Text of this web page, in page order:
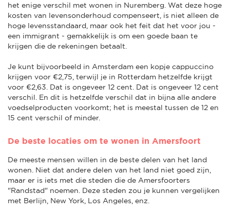
het enige verschil met wonen in Nuremberg. Wat deze hoge
kosten van levensonderhoud compenseert, is niet alleen de
hoge levensstandaard, maar ook het feit dat het voor jou -
een immigrant - gemakkelijk is om een goede baan te
krijgen die de rekeningen betaalt.
Je kunt bijvoorbeeld in Amsterdam een kopje cappuccino
krijgen voor €2,75, terwijl je in Rotterdam hetzelfde krijgt
voor €2,63. Dat is ongeveer 12 cent. Dat is ongeveer 12 cent
verschil. En dit is hetzelfde verschil dat in bijna alle andere
voedselproducten voorkomt; het is meestal tussen de 12 en
15 cent verschil of minder.
De beste locaties om te wonen in Amersfoort
De meeste mensen willen in de beste delen van het land
wonen. Niet dat andere delen van het land niet goed zijn,
maar er is iets met die steden die de Amersfoorters
"Randstad" noemen. Deze steden zou je kunnen vergelijken
met Berlijn, New York, Los Angeles, enz.